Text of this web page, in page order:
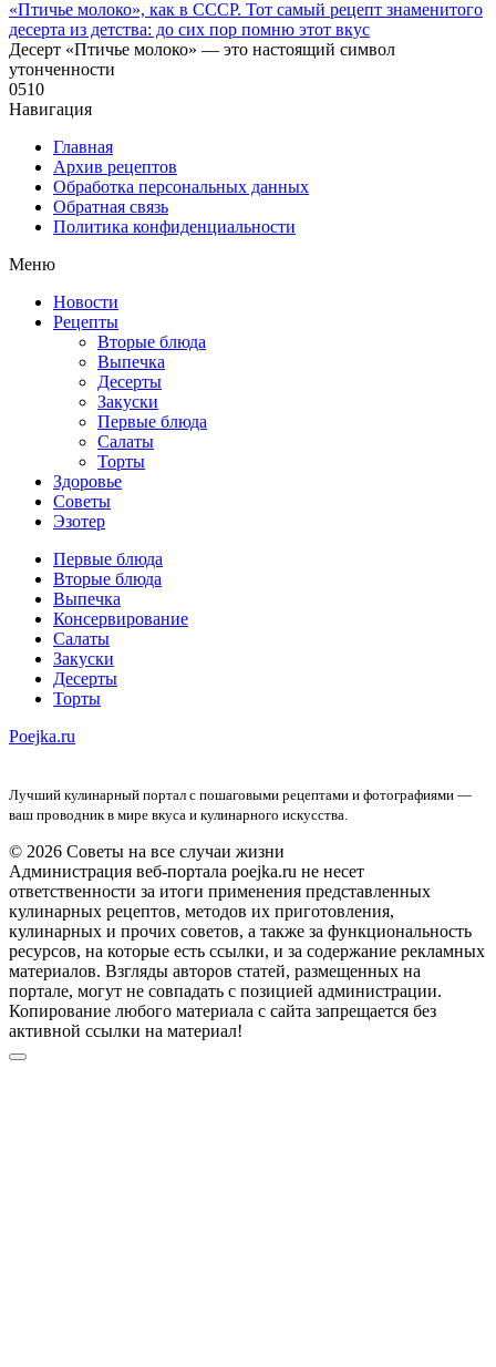
«Птичье молоко», как в СССР. Тот самый рецепт знаменитого
десерта из детства: до сих пор помню этот вкус
Десерт «Птичье молоко» — это настоящий символ
утонченности
0510
Навигация
Главная
Архив рецептов
Обработка персональных данных
Обратная связь
Политика конфиденциальности
Меню
Новости
Рецепты
Вторые блюда
Выпечка
Десерты
Закуски
Первые блюда
Салаты
Торты
Здоровье
Советы
Эзотер
Первые блюда
Вторые блюда
Выпечка
Консервирование
Салаты
Закуски
Десерты
Торты
Poejka.ru
Лучший кулинарный портал с пошаговыми рецептами и фотографиями —
ваш проводник в мире вкуса и кулинарного искусства.
© 2026 Советы на все случаи жизни
Администрация веб-портала poejka.ru не несет
ответственности за итоги применения представленных
кулинарных рецептов, методов их приготовления,
кулинарных и прочих советов, а также за функциональность
ресурсов, на которые есть ссылки, и за содержание рекламных
материалов. Взгляды авторов статей, размещенных на
портале, могут не совпадать с позицией администрации.
Копирование любого материала с сайта запрещается без
активной ссылки на материал!